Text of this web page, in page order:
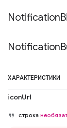
Notification
Notification
ХАРАКТЕРИСТИКИ
iconUrl
строка